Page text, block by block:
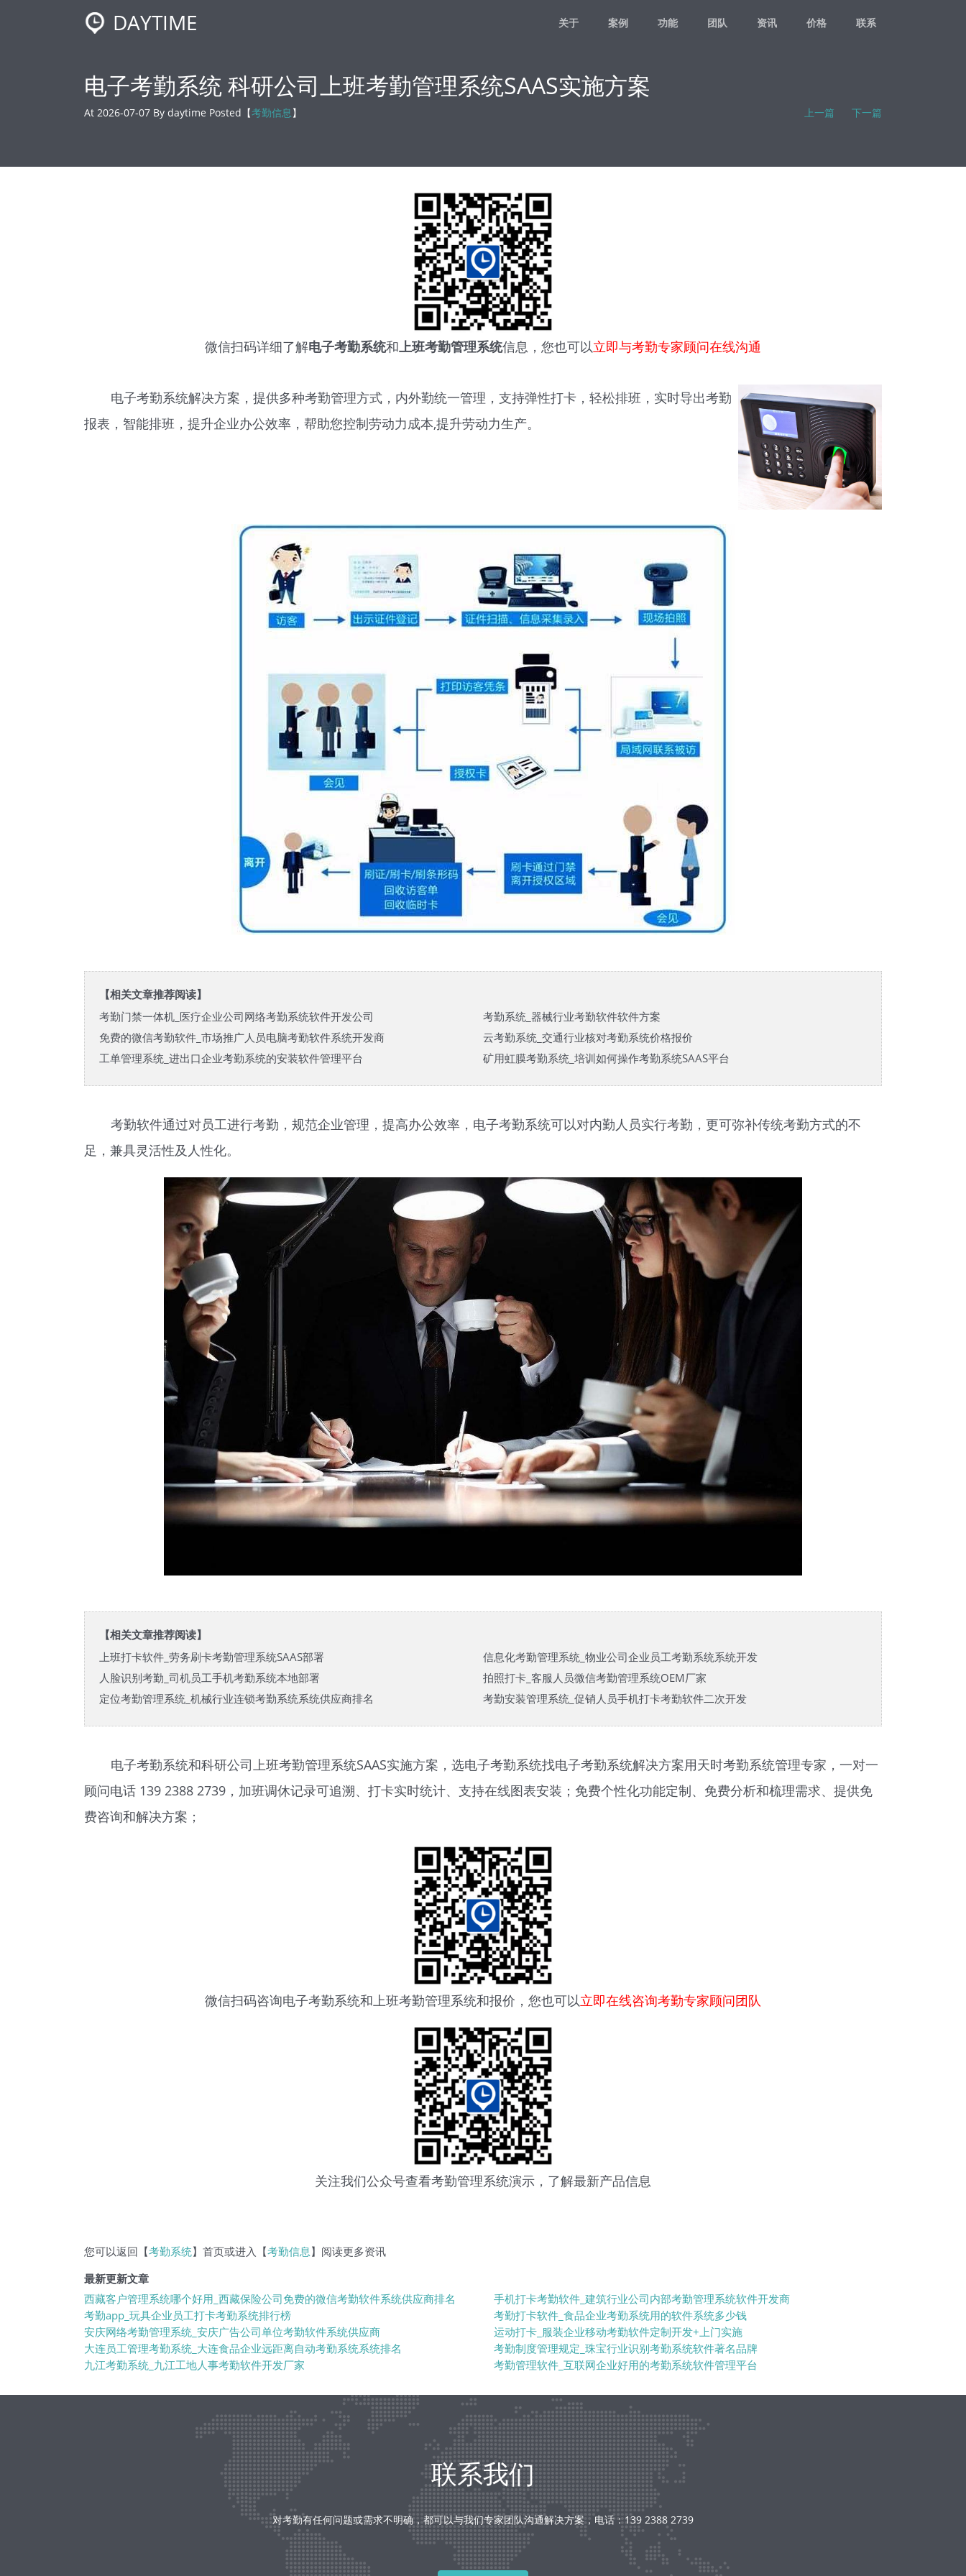
DAYTIME 关于 案例 功能 团队 资讯 价格 联系
电子考勤系统 科研公司上班考勤管理系统SAAS实施方案
At 2026-07-07 By daytime Posted【考勤信息】 上一篇 下一篇
微信扫码详细了解电子考勤系统和上班考勤管理系统信息，您也可以立即与考勤专家顾问在线沟通
电子考勤系统解决方案，提供多种考勤管理方式，内外勤统一管理，支持弹性打卡，轻松排班，实时导出考勤
报表，智能排班，提升企业办公效率，帮助您控制劳动力成本,提升劳动力生产。
【相关文章推荐阅读】
考勤门禁一体机_医疗企业公司网络考勤系统软件开发公司
考勤系统_器械行业考勤软件软件方案
免费的微信考勤软件_市场推广人员电脑考勤软件系统开发商
云考勤系统_交通行业核对考勤系统价格报价
工单管理系统_进出口企业考勤系统的安装软件管理平台
矿用虹膜考勤系统_培训如何操作考勤系统SAAS平台
考勤软件通过对员工进行考勤，规范企业管理，提高办公效率，电子考勤系统可以对内勤人员实行考勤，更可弥补传统考勤方式的不
足，兼具灵活性及人性化。
【相关文章推荐阅读】
上班打卡软件_劳务刷卡考勤管理系统SAAS部署
信息化考勤管理系统_物业公司企业员工考勤系统系统开发
人脸识别考勤_司机员工手机考勤系统本地部署
拍照打卡_客服人员微信考勤管理系统OEM厂家
定位考勤管理系统_机械行业连锁考勤系统系统供应商排名
考勤安装管理系统_促销人员手机打卡考勤软件二次开发
电子考勤系统和科研公司上班考勤管理系统SAAS实施方案，选电子考勤系统找电子考勤系统解决方案用天时考勤系统管理专家，一对一
顾问电话 139 2388 2739，加班调休记录可追溯、打卡实时统计、支持在线图表安装；免费个性化功能定制、免费分析和梳理需求、提供免
费咨询和解决方案；
微信扫码咨询电子考勤系统和上班考勤管理系统和报价，您也可以立即在线咨询考勤专家顾问团队
关注我们公众号查看考勤管理系统演示，了解最新产品信息
您可以返回【考勤系统】首页或进入【考勤信息】阅读更多资讯
最新更新文章
西藏客户管理系统哪个好用_西藏保险公司免费的微信考勤软件系统供应商排名
手机打卡考勤软件_建筑行业公司内部考勤管理系统软件开发商
考勤app_玩具企业员工打卡考勤系统排行榜
考勤打卡软件_食品企业考勤系统用的软件系统多少钱
安庆网络考勤管理系统_安庆广告公司单位考勤软件系统供应商
运动打卡_服装企业移动考勤软件定制开发+上门实施
大连员工管理考勤系统_大连食品企业远距离自动考勤系统系统排名
考勤制度管理规定_珠宝行业识别考勤系统软件著名品牌
九江考勤系统_九江工地人事考勤软件开发厂家
考勤管理软件_互联网企业好用的考勤系统软件管理平台
联系我们
对考勤有任何问题或需求不明确，都可以与我们专家团队沟通解决方案，电话：139 2388 2739